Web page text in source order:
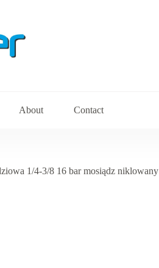
About Contact
1/4-3/8 16 bar mosiądz niklowany